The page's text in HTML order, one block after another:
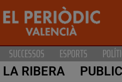
SUCCESSOS ESPORTS
LA RIBERA